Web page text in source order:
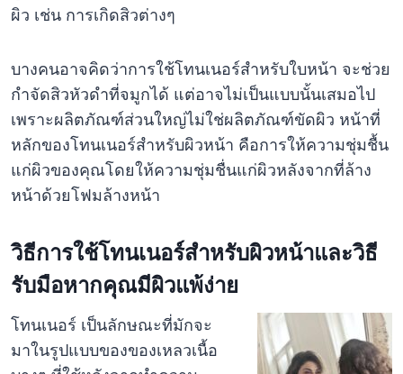
ผิว เช่น การเกิดสิวต่างๆ
บางคนอาจคิดว่าการใช้โทนเนอร์สำหรับใบหน้า จะช่วย
กำจัดสิวหัวดำที่จมูกได้ แต่อาจไม่เป็นแบบนั้นเสมอไป
เพราะผลิตภัณฑ์ส่วนใหญ่ไม่ใช่ผลิตภัณฑ์ขัดผิว หน้าที่
หลักของโทนเนอร์สำหรับผิวหน้า คือการให้ความชุ่มชื้น
แก่ผิวของคุณโดยให้ความชุ่มชื่นแก่ผิวหลังจากที่ล้าง
หน้าด้วยโฟมล้างหน้า
วิธีการใช้โทนเนอร์สำหรับผิวหน้าและวิธี
รับมือหากคุณมีผิวแพ้ง่าย
โทนเนอร์ เป็นลักษณะที่มักจะ
มาในรูปแบบของของเหลวเนื้อ